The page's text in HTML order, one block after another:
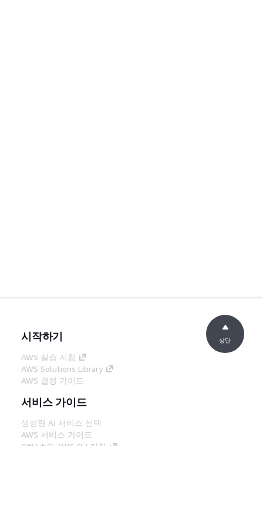
시작하기
AWS 실습 지침
AWS Solutions Library
AWS 결정 가이드
서비스 가이드
생성형 AI 서비스 선택
AWS 서비스 가이드
GitHub의 AWS CLI 지침
상단